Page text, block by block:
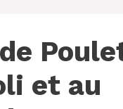
et au